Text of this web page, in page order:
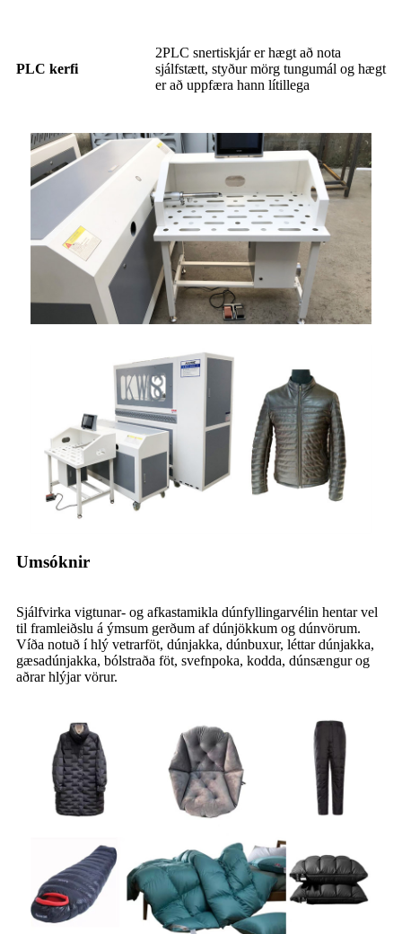
PLC kerfi
2PLC snertiskjár er hægt að nota
sjálfstætt, styður mörg tungumál og hægt
er að uppfæra hann lítillega
Umsóknir
Sjálfvirka vigtunar- og afkastamikla dúnfyllingarvélin hentar vel
til framleiðslu á ýmsum gerðum af dúnjökkum og dúnvörum.
Víða notuð í hlý vetrarföt, dúnjakka, dúnbuxur, léttar dúnjakka,
gæsadúnjakka, bólstraða föt, svefnpoka, kodda, dúnsængur og
aðrar hlýjar vörur.